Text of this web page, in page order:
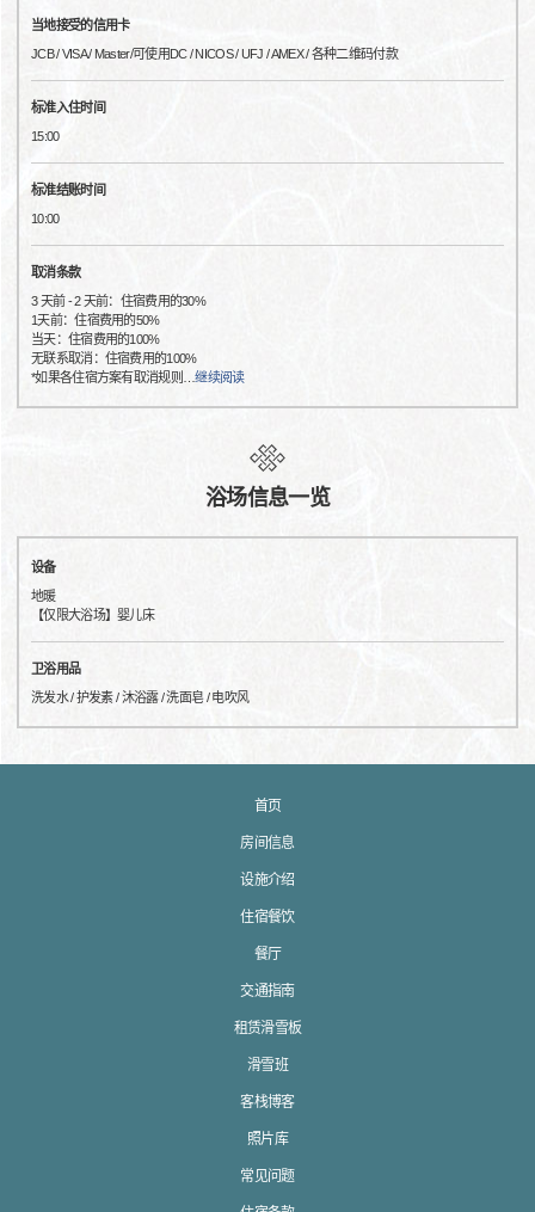
当地接受的信用卡
JCB / VISA / Master/可使用DC / NICOS / UFJ / AMEX / 各种二维码付款
标准入住时间
15:00
标准结账时间
10:00
取消条款
3 天前 - 2 天前：住宿费用的30%
1天前：住宿费用的50%
当天：住宿费用的100%
无联系取消：住宿费用的100%
*如果各住宿方案有取消规则
…继续阅读
浴场信息一览
设备
地暖
【仅限大浴场】婴儿床
卫浴用品
洗发水 / 护发素 / 沐浴露 / 洗面皂 / 电吹风
首页
房间信息
设施介绍
住宿餐饮
餐厅
交通指南
租赁滑雪板
滑雪班
客栈博客
照片库
常见问题